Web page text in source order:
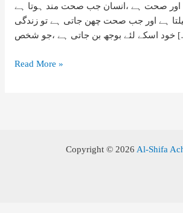
اور صحت ہے ،انسان جب صحت مند ہوتا ہے
ہے اور جب صحت چھن جاتی ہے تو زندگی
شخص […]
طب
Read More »
Copyright © 2026 Al-Shifa